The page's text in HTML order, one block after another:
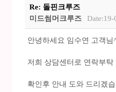
Re: 돌핀크루즈
미드썸머크루즈
안녕하세요 임수연 고객님
저희 상담센터로 연락부탁
확인후 안내 도와 드리겠